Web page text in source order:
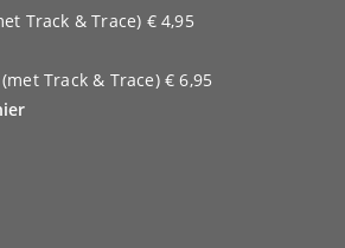
Track & Trace) € 4,95
Track & Trace) € 6,95